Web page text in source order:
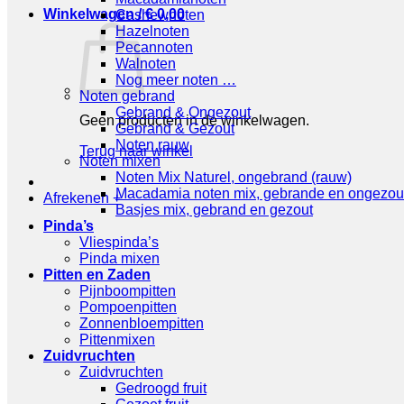
Winkelwagen /€0,00
Geen producten in de winkelwagen.
Terug naar winkel
Afrekenen +
Cashewnoten
Hazelnoten
Pecannoten
Walnoten
Nog meer noten …
Noten gebrand
Gebrand & Ongezout
Gebrand & Gezout
Noten rauw
Noten mixen
Noten Mix Naturel, ongebrand (rauw)
Macadamia noten mix, gebrande en
Basjes mix, gebrand en gezout
Pinda’s
Vliespinda’s
Pinda mixen
Pitten en Zaden
Pijnboompitten
Pompoenpitten
Zonnenbloempitten
Pittenmixen
Zuidvruchten
Zuidvruchten
Gedroogd fruit